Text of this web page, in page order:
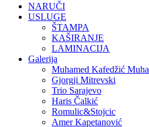
NARUČI
USLUGE
ŠTAMPA
KAŠIRANJE
LAMINACIJA
Galerija
Muhamed Kafedžić Muha
Gjorgji Mitrevski
Trio Sarajevo
Haris Čalkić
Romulic&Stojcic
Amer Kapetanović